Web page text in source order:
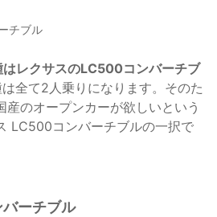
チブル
レクサスのLC500コンバーチブ
全て2人乗りになります。そのた
産のオープンカーが欲しいという
LC500コンバーチブルの一択で
ーチブル